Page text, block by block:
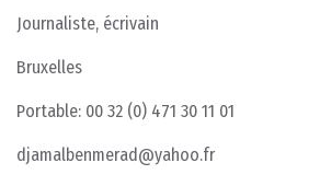
Journaliste, écrivain
Bruxelles
Portable: 00 32 (0) 471 30 11 01
djamalbenmerad@yahoo.fr